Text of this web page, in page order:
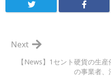
【News】1セント硬貨の生
の事業者、
Next